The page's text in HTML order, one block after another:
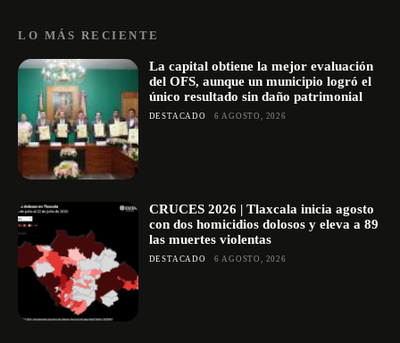
LO MÁS RECIENTE
La capital obtiene la mejor evaluación
del OFS, aunque un municipio logró el
único resultado sin daño patrimonial
DESTACADO 6 AGOSTO, 2026
CRUCES 2026 | Tlaxcala inicia agosto
con dos homicidios dolosos y eleva a 89
las muertes violentas
DESTACADO 6 AGOSTO, 2026